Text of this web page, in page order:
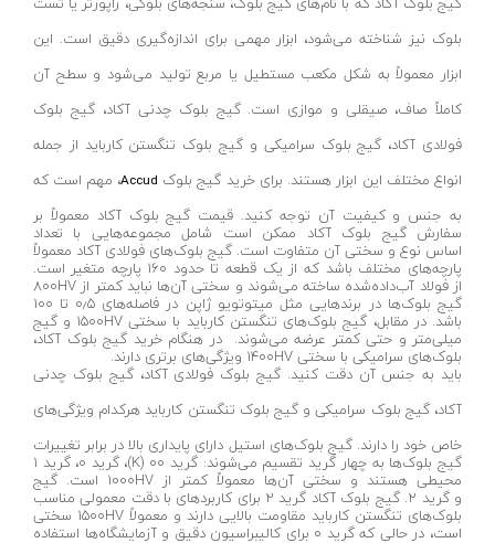
چکش بادی
اره عمودبر / اره چکشی
اره گرد بر - دیسکی
اره فلکه ای / نواری
اره مویی برقی
ابزار همه کاره
میخکوب بادی
منگنه کوب بادی
اره فارسی بر
اره میزی نجاری
پولیش زن برقی
سنباده لرزان
سنباده گندگی
رونیا-RONIA
ان پی- NP
سواتی- SWATY
امتاپ-EMTOP
هکتور-HECTOR
دایلو-DYLLU
مرسل-MURCELL
داسکوا-DASQUA
لایفیکس-LIFIEX
پوکا- PUKKA
یارد-YARD
کواکس-COVAX
یاتو-YATO
بلوک نیز شناخته می‌شود، ابزار مهمی برای اندازه‌گیری دقیق است. این
ابزار معمولاً به شکل مکعب مستطیل یا مربع تولید می‌شود و سطح آن
کاملاً صاف، صیقلی و موازی است. گیج بلوک چدنی آکاد، گیج بلوک
فولادی آکاد، گیج بلوک سرامیکی و گیج بلوک تنگستن کارباید از جمله
انواع مختلف این ابزار هستند. برای خرید گیج بلوک Accud، مهم است که
به جنس و کیفیت آن توجه کنید. قیمت گیج بلوک آکاد معمولاً بر
اساس نوع و سختی آن متفاوت است. گیج بلوک‌های فولادی آکاد معمولاً
از فولاد آب‌داده‌شده ساخته می‌شوند و سختی آن‌ها نباید کمتر از ۸۰۰HV
باشد. در مقابل، گیج بلوک‌های تنگستن کارباید با سختی ۱۵۰۰HV و گیج
بلوک‌های سرامیکی با سختی ۱۴۰۰HV ویژگی‌های برتری دارند.
سفارش گیج بلوک آکاد ممکن است شامل مجموعه‌هایی با تعداد
پارچه‌های مختلف باشد که از یک قطعه تا حدود ۱۶۰ پارچه متغیر است.
گیج بلوک‌ها در برندهایی مثل میتوتویو ژاپن در فاصله‌های ۰٫۵ تا ۱۰۰
میلی‌متر و حتی کمتر عرضه می‌شوند. در هنگام خرید گیج بلوک آکاد،
باید به جنس آن دقت کنید. گیج بلوک فولادی آکاد، گیج بلوک چدنی
آکاد، گیج بلوک سرامیکی و گیج بلوک تنگستن کارباید هرکدام ویژگی‌های
خاص خود را دارند. گیج بلوک‌های استیل دارای پایداری بالا در برابر تغییرات
محیطی هستند و سختی آن‌ها معمولاً کمتر از ۱۰۰۰HV است. گیج
بلوک‌های تنگستن کارباید مقاومت بالایی دارند و معمولاً ۱۵۰۰HV سختی
گیج بلوک‌ها به چهار گرید تقسیم می‌شوند: گرید ۰۰ (K)، گرید ۰، گرید ۱
و گرید ۲. گیج بلوک آکاد گرید ۲ برای کاربردهای با دقت معمولی مناسب
است، در حالی که گرید ۰ برای کالیبراسیون دقیق و آزمایشگاه‌ها استفاده